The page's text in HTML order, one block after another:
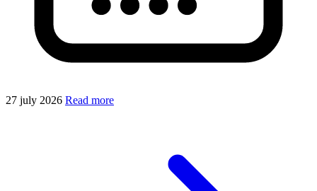
27 july 2026 Read more